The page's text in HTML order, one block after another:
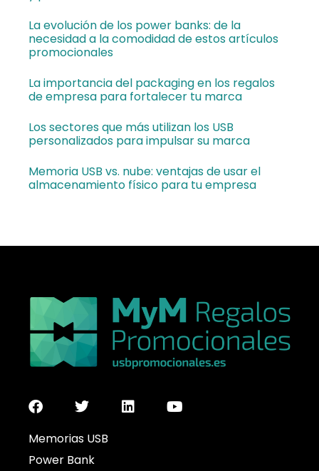
La evolución de los power banks: de la
necesidad a la comodidad de estos artículos
promocionales
La importancia del packaging en los regalos
de empresa para fortalecer tu marca
Los sectores que más utilizan los USB
personalizados para impulsar su marca
Memoria USB vs. nube: ventajas de usar el
almacenamiento físico para tu empresa
Memorias USB
Power Bank